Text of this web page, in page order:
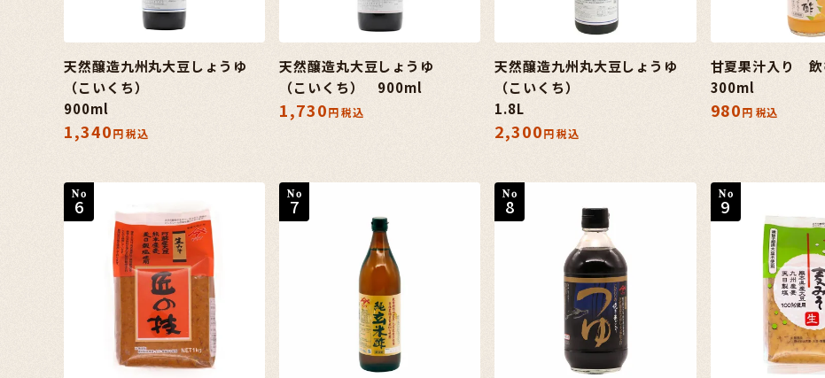
天然醸造九州丸大豆しょうゆ
（こいくち）
900ml
1,340 税込
天然醸造丸大豆しょうゆ
（こいくち） 900ml
1,730 税込
天然醸造九州丸大豆しょうゆ
（こいくち）
1.8L
2,300 税込
甘夏果汁入り 飲
300ml
980 税込